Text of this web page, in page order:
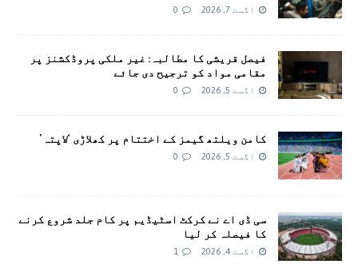
اگست 7, 2026 0
فیصل قریشی کا مطالبہ: غیر ملکی پروڈکشنز پر
مقامی مواد کو ترجیح دی جائے
اگست 5, 2026 0
کامن ویلتھ گیمز کے اختتام پر کھلاڑی ‘لاپتہ’
اگست 5, 2026 0
سی ڈی اے نے کرکٹ اسٹیڈیم پر کام جلد شروع کرنے
کا فیصلہ کر لیا
اگست 4, 2026 1